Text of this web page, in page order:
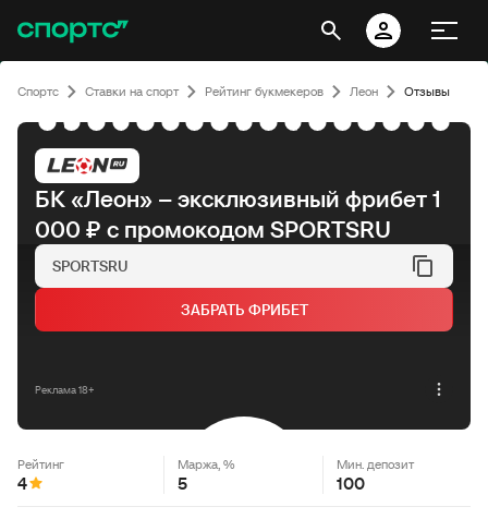
Спортс Ставки на спорт Рейтинг букмекеров Леон Отзывы
БК «Леон» – эксклюзивный фрибет 1
000 ₽ с промокодом SPORTSRU
SPORTSRU
ЗАБРАТЬ ФРИБЕТ
Реклама 18+
Рейтинг
4
Маржа, %
5
Мин. депозит
100